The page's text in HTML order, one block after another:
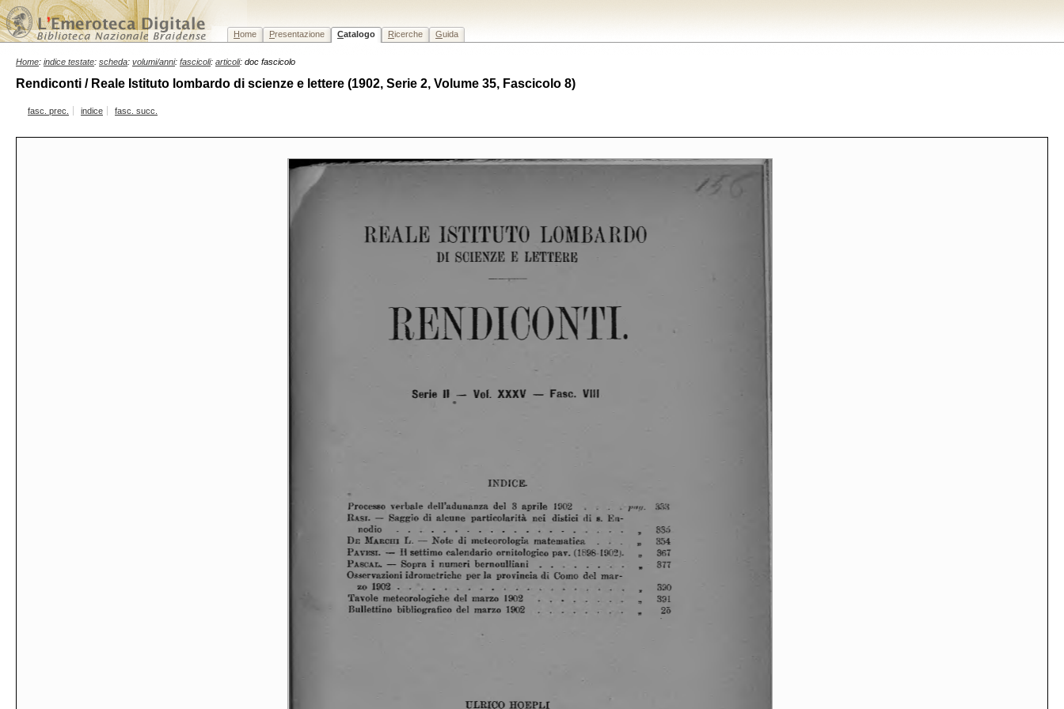
Home Presentazione Catalogo Ricerche Guida
Home: indice testate: scheda: volumi/anni: fascicoli: articoli: doc fascicolo
Rendiconti / Reale Istituto lombardo di scienze e lettere (1902, Serie 2, Volume 35, Fascicolo 8)
fasc. prec. indice fasc. succ.